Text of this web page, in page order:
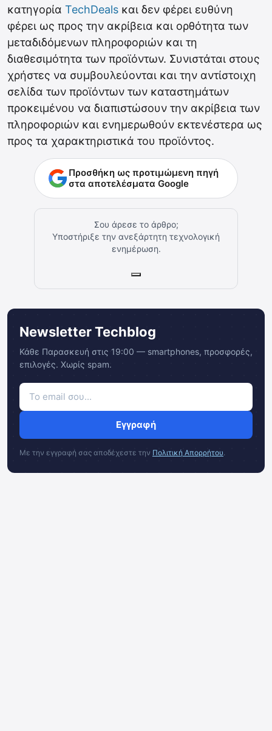
κατηγορία TechDeals και δεν φέρει ευθύνη
φέρει ως προς την ακρίβεια και ορθότητα των
μεταδιδόμενων πληροφοριών και τη
διαθεσιμότητα των προϊόντων. Συνιστάται στους
χρήστες να συμβουλεύονται και την αντίστοιχη
σελίδα των προϊόντων των καταστημάτων
προκειμένου να διαπιστώσουν την ακρίβεια των
πληροφοριών και ενημερωθούν εκτενέστερα ως
προς τα χαρακτηριστικά του προϊόντος.
Προσθήκη ως προτιμώμενη πηγή
στα αποτελέσματα Google
Σου άρεσε το άρθρο;
Υποστήριξε την ανεξάρτητη τεχνολογική
ενημέρωση.
Newsletter Techblog
Κάθε Παρασκευή στις 19:00 — smartphones, προσφορές,
επιλογές. Χωρίς spam.
Εγγραφή
Με την εγγραφή σας αποδέχεστε την Πολιτική Απορρήτου.